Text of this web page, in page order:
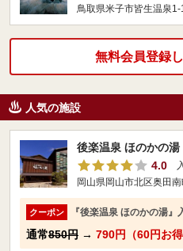
鳥取県米子市皆生温泉1-
無料会員登録
人気の施設
後楽温泉 ほのかの湯
4.0
岡山県岡山市北区奥田
クーポン 『後楽温泉 ほのかの湯』
通常850円 → 790円（60円お得